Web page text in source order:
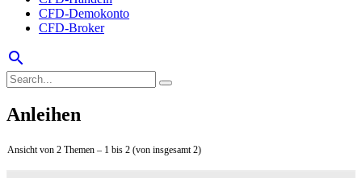
CFD-Demokonto
CFD-Broker
search
Anleihen
Ansicht von 2 Themen – 1 bis 2 (von insgesamt 2)